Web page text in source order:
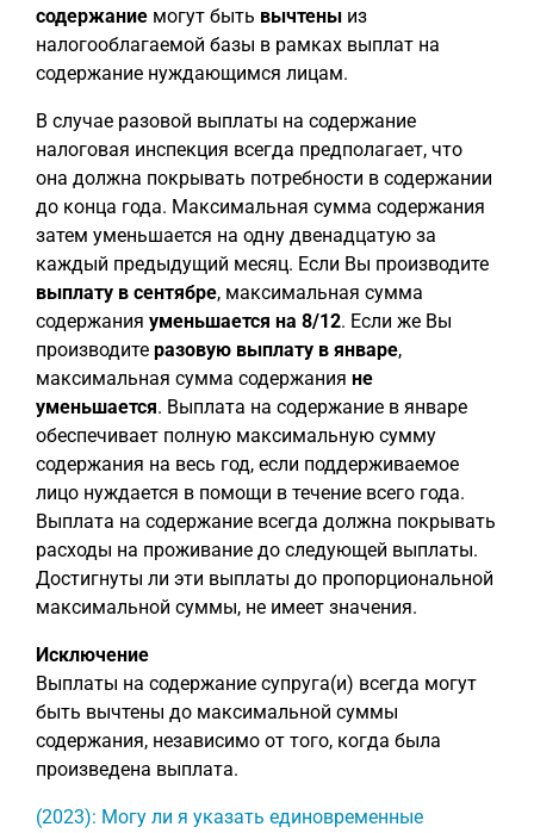
содержание могут быть вычтены из
налогооблагаемой базы в рамках выплат на
содержание нуждающимся лицам.
В случае разовой выплаты на содержание
налоговая инспекция всегда предполагает, что
она должна покрывать потребности в содержании
до конца года. Максимальная сумма содержания
затем уменьшается на одну двенадцатую за
каждый предыдущий месяц. Если Вы производите
выплату в сентябре, максимальная сумма
содержания уменьшается на 8/12. Если же Вы
производите разовую выплату в январе,
максимальная сумма содержания не
уменьшается. Выплата на содержание в январе
обеспечивает полную максимальную сумму
содержания на весь год, если поддерживаемое
лицо нуждается в помощи в течение всего года.
Выплата на содержание всегда должна покрывать
расходы на проживание до следующей выплаты.
Достигнуты ли эти выплаты до пропорциональной
максимальной суммы, не имеет значения.
Исключение
Выплаты на содержание супруга(и) всегда могут
быть вычтены до максимальной суммы
содержания, независимо от того, когда была
произведена выплата.
(2023): Могу ли я указать единовременные